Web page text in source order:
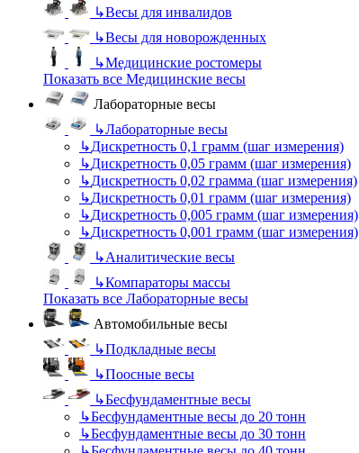
↳Весы для инвалидов
↳Весы для новорожденных
↳Медицинские ростомеры
Показать все Медицинские весы
Лабораторные весы
↳Лабораторные весы
↳Дискретность 0,1 грамм (шаг измерения)
↳Дискретность 0,05 грамм (шаг измерения)
↳Дискретность 0,02 грамма (шаг измерения)
↳Дискретность 0,01 грамм (шаг измерения)
↳Дискретность 0,005 грамм (шаг измерения)
↳Дискретность 0,001 грамм (шаг измерения)
↳Аналитические весы
↳Компараторы массы
Показать все Лабораторные весы
Автомобильные весы
↳Подкладные весы
↳Поосные весы
↳Бесфундаментные весы
↳Бесфундаментные весы до 20 тонн
↳Бесфундаментные весы до 30 тонн